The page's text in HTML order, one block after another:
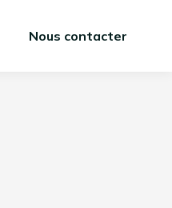
Nous contacter